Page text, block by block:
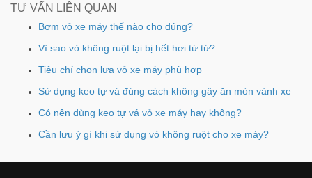
TƯ VẤN LIÊN QUAN
Bơm vỏ xe máy thế nào cho đúng?
Vì sao vỏ không ruột lại bị hết hơi từ từ?
Tiêu chí chọn lựa vỏ xe máy phù hợp
Sử dụng keo tự vá đúng cách không gây ăn mòn vành xe
Có nên dùng keo tự vá vỏ xe máy hay không?
Cần lưu ý gì khi sử dụng vỏ không ruột cho xe máy?